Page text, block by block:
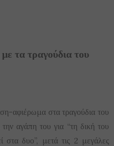
τα τραγούδια του
αφιέρωμα στα τραγούδια του
την αγάπη του για “τη δική του
στα δυο”, μετά τις 2 μεγάλες